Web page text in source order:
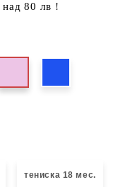
над 80 лв !
тениска 18 мес.